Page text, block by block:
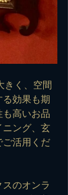
きく、空間
効果も期
高いお品
ニング、玄
ご活用くだ
のオンラ